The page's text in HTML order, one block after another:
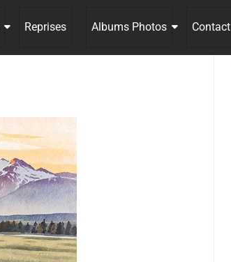
Reprises Albums Photos Contact